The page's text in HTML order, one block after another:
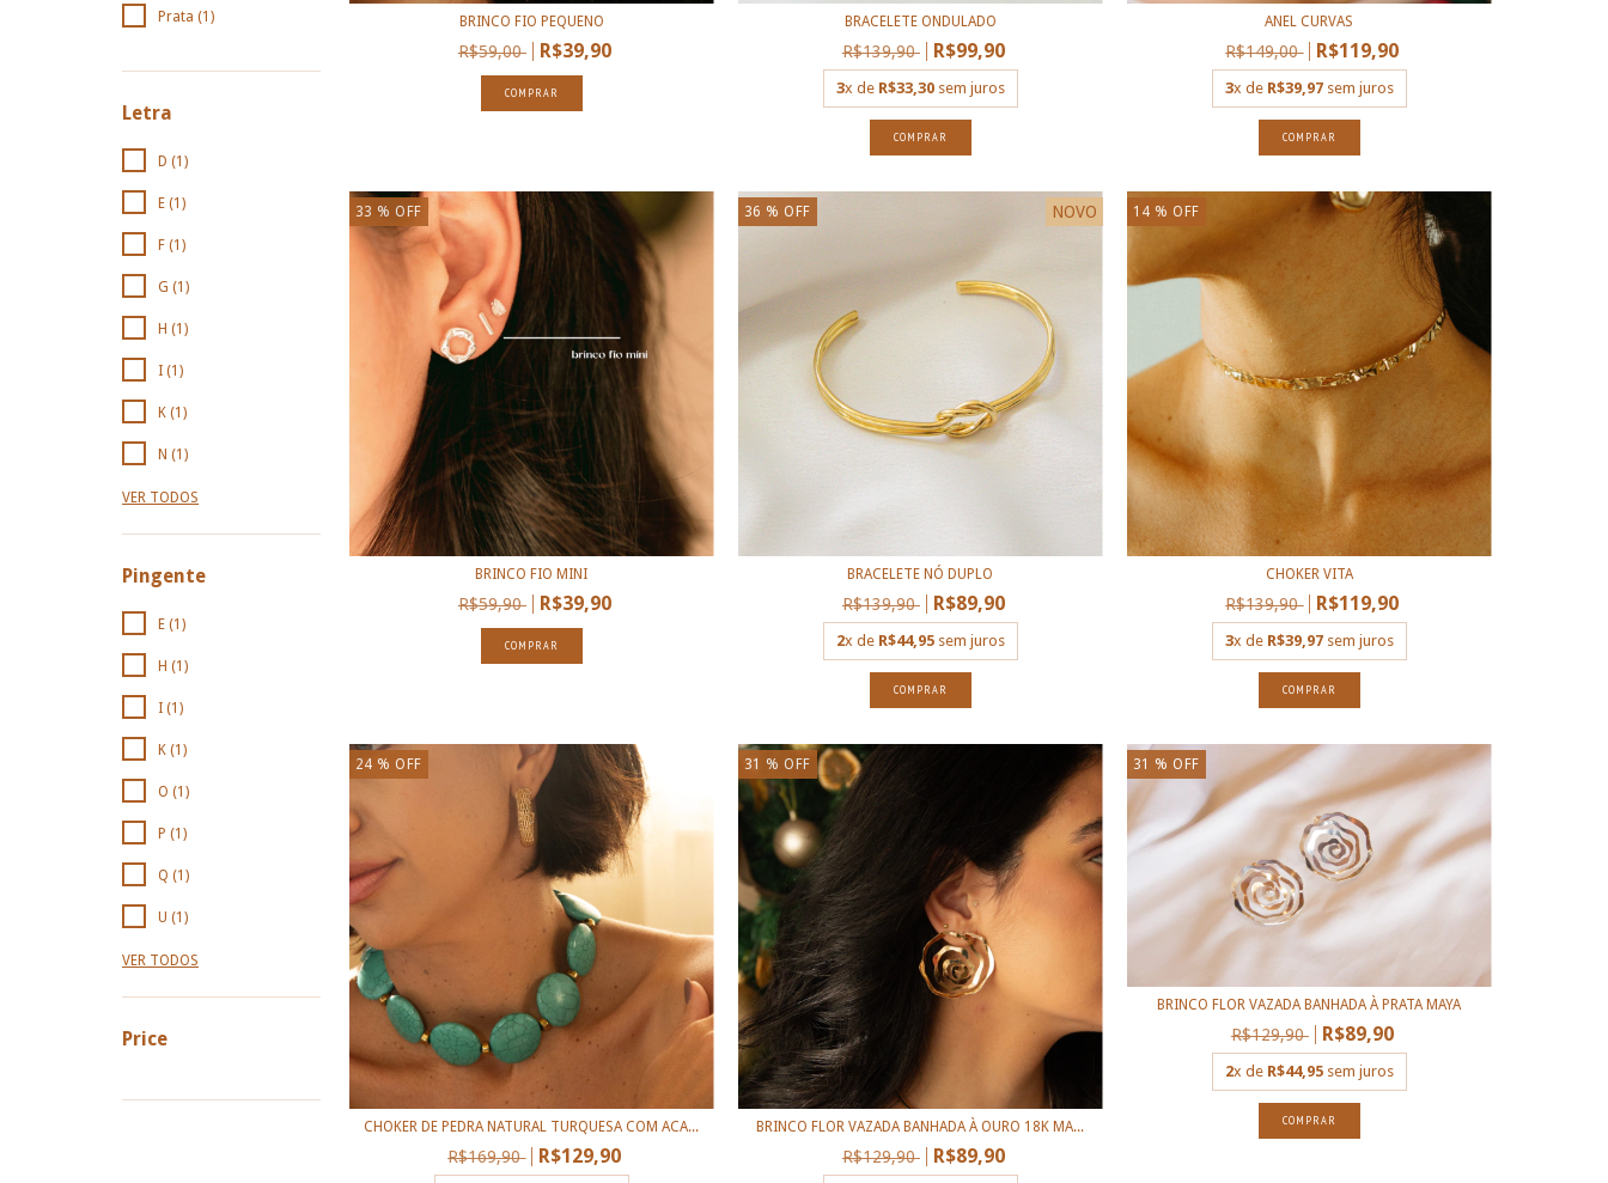
Prata (1)
Letra
D (1)
E (1)
F (1)
G (1)
H (1)
I (1)
K (1)
N (1)
VER TODOS
Pingente
E (1)
H (1)
I (1)
K (1)
O (1)
P (1)
Q (1)
U (1)
VER TODOS
Price
BRINCO FIO PEQUENO
R$59,00 R$39,90
COMPRAR
BRACELETE ONDULADO
R$139,90 R$99,90
3x de R$33,30sem juros
COMPRAR
ANEL CURVAS
R$149,00 R$119,90
3x de R$39,97sem juros
COMPRAR
33 % OFF
BRINCO FIO MINI
R$59,90 R$39,90
COMPRAR
36 % OFF NOVO
BRACELETE NÓ DUPLO
R$139,90 R$89,90
2x de R$44,95sem juros
COMPRAR
14 % OFF
CHOKER VITA
R$139,90 R$119,90
3x de R$39,97sem juros
COMPRAR
24 % OFF
CHOKER DE PEDRA NATURAL TURQUESA COM ACA...
R$169,90 R$129,90
31 % OFF
BRINCO FLOR VAZADA BANHADA À OURO 18K MA...
R$129,90 R$89,90
31 % OFF
BRINCO FLOR VAZADA BANHADA À PRATA MAYA
R$129,90 R$89,90
2x de R$44,95sem juros